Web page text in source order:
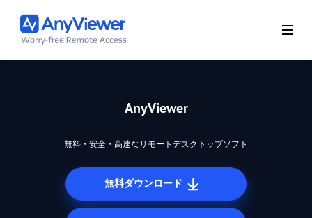
AnyViewer
無料・安全・高速なリモートデスクトップソフト
無料ダウンロード